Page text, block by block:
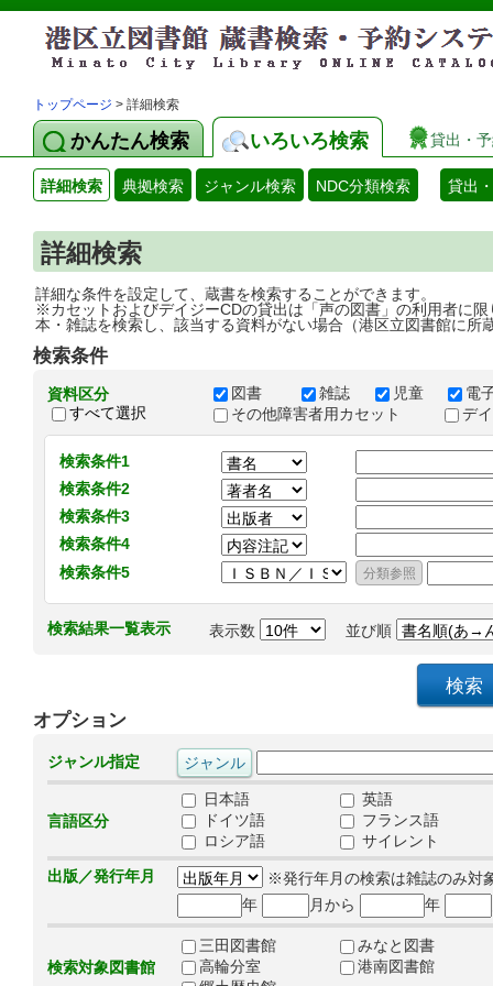
トップページ > 詳細検索
かんたん検索 いろいろ検索 貸出・
詳細検索 典拠検索 ジャンル検索 NDC分類検索 貸出
詳細検索
詳細な条件を設定して、蔵書を検索することができます。
※カセットおよびデイジーCDの貸出は「声の図書」の利用者に限
本・雑誌を検索し、該当する資料がない場合（港区立図書館に所
検索条件
資料区分
すべて選択
図書 雑誌 児童
電
その他障害者用カセット
デ
検索条件1
検索条件2
検索条件3
検索条件4
検索条件5
検索結果一覧表示 表示数 並び順
オプション
ジャンル指定
言語区分
日本語
英語
ドイツ語
フランス語
ロシア語
サイレント
出版／発行年月
※発行年月の検索は雑誌のみ対
年
月から 年
検索対象図書館
三田図書館
みなと図書
高輪分室
港南図書館